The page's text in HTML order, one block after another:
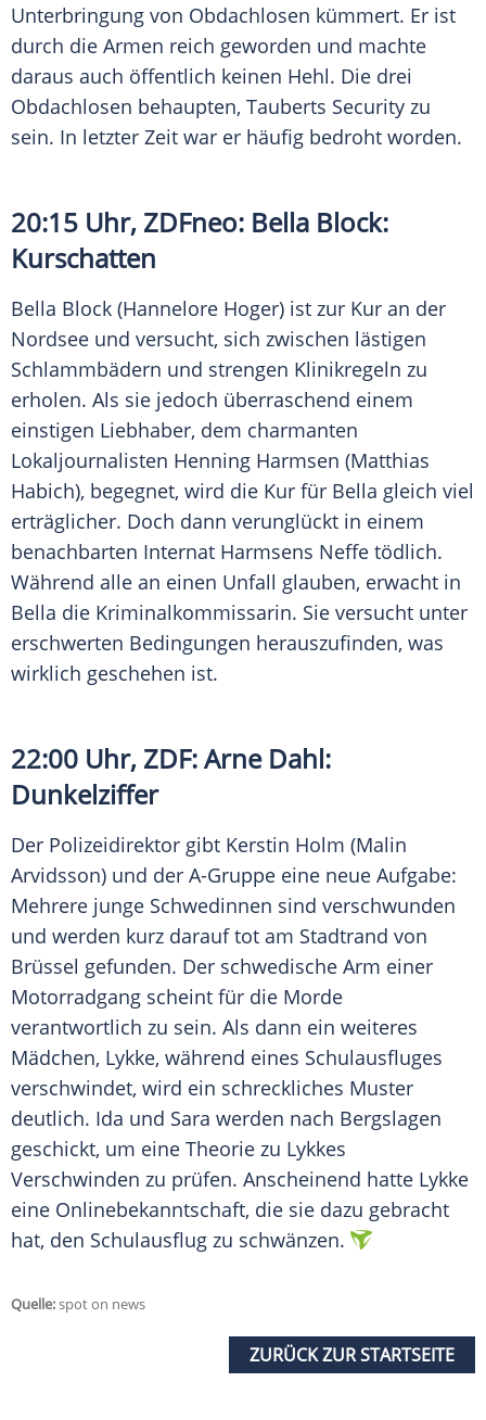
Unterbringung von Obdachlosen kümmert. Er ist
durch die Armen reich geworden und machte
daraus auch öffentlich keinen Hehl. Die drei
Obdachlosen behaupten, Tauberts Security zu
sein. In letzter Zeit war er häufig bedroht worden.
20:15 Uhr, ZDFneo: Bella Block:
Kurschatten
Bella Block (Hannelore Hoger) ist zur Kur an der
Nordsee und versucht, sich zwischen lästigen
Schlammbädern und strengen Klinikregeln zu
erholen. Als sie jedoch überraschend einem
einstigen Liebhaber, dem charmanten
Lokaljournalisten Henning Harmsen (Matthias
Habich), begegnet, wird die Kur für Bella gleich viel
erträglicher. Doch dann verunglückt in einem
benachbarten Internat Harmsens Neffe tödlich.
Während alle an einen Unfall glauben, erwacht in
Bella die Kriminalkommissarin. Sie versucht unter
erschwerten Bedingungen herauszufinden, was
wirklich geschehen ist.
22:00 Uhr, ZDF: Arne Dahl:
Dunkelziffer
Der Polizeidirektor gibt Kerstin Holm (Malin
Arvidsson) und der A-Gruppe eine neue Aufgabe:
Mehrere junge Schwedinnen sind verschwunden
und werden kurz darauf tot am Stadtrand von
Brüssel gefunden. Der schwedische Arm einer
Motorradgang scheint für die Morde
verantwortlich zu sein. Als dann ein weiteres
Mädchen, Lykke, während eines Schulausfluges
verschwindet, wird ein schreckliches Muster
deutlich. Ida und Sara werden nach Bergslagen
geschickt, um eine Theorie zu Lykkes
Verschwinden zu prüfen. Anscheinend hatte Lykke
eine Onlinebekanntschaft, die sie dazu gebracht
hat, den Schulausflug zu schwänzen.
Quelle:spot on news
ZURÜCK ZUR STARTSEITE